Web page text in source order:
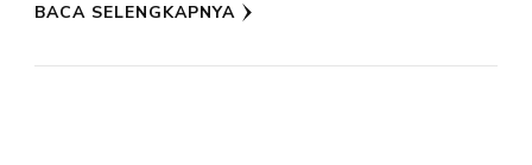
BACA SELENGKAPNYA